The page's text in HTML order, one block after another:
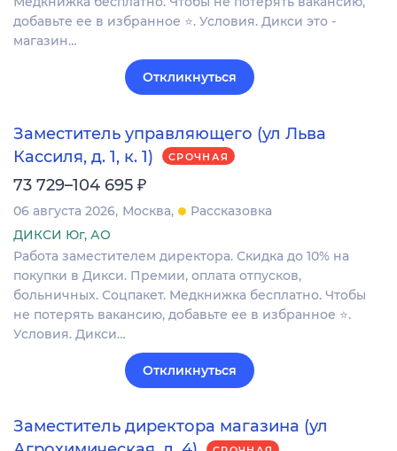
добавьте ее в избранное ⭐. Условия. Дикси это -
магазин…
Откликнуться
Заместитель управляющего (ул Льва
Кассиля, д. 1, к. 1)
СРОЧНАЯ
73 729–104 695 ₽
06 августа 2026 Москва
Рассказовка
ДИКСИ Юг, АО
Работа заместителем директора. Скидка до 10% на
покупки в Дикси. Премии, оплата отпусков,
больничных. Соцпакет. Медкнижка бесплатно. Чтобы
не потерять вакансию, добавьте ее в избранное ⭐.
Условия. Дикси…
Откликнуться
Заместитель директора магазина (ул